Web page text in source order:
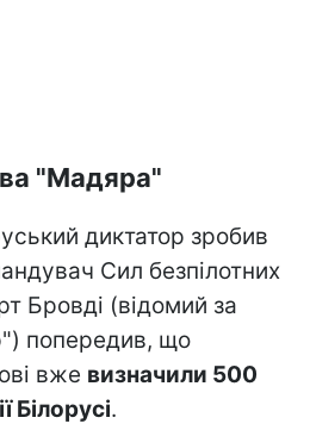
"Мадяра"
диктатор зробив
Сил безпілотних
Бровді (відомий за
попередив, що
вже визначили 500
Білорусі.